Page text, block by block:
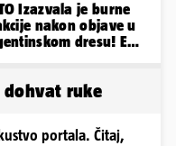
Izazvala je burne
nakon objave u
dresu! Evo
dohvat ruke
portala. Čitaj,